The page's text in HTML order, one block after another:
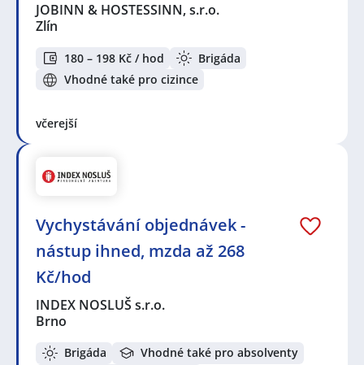
JOBINN & HOSTESSINN, s.r.o.
Zlín
180 – 198 Kč / hod
Brigáda
Vhodné také pro cizince
včerejší
Vychystávání objednávek -
nástup ihned, mzda až 268
Kč/hod
INDEX NOSLUŠ s.r.o.
Brno
Brigáda
Vhodné také pro absolventy